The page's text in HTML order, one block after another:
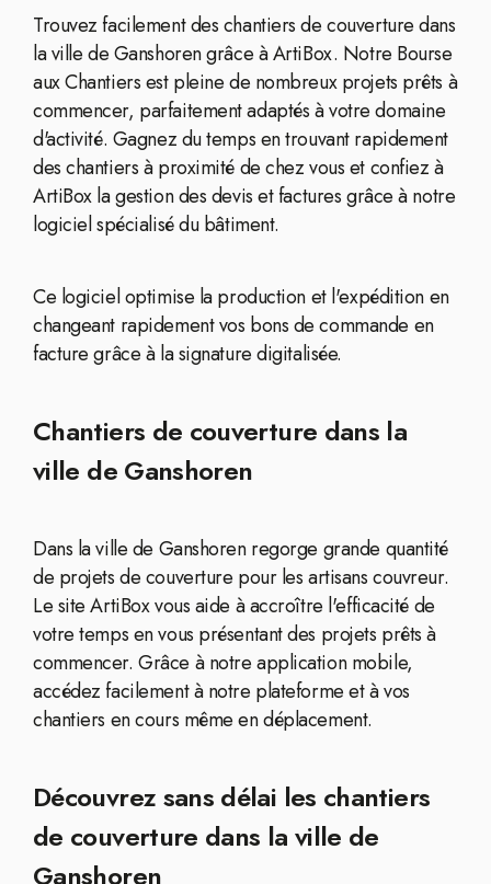
Trouvez facilement des chantiers de couverture dans
la ville de Ganshoren grâce à ArtiBox. Notre Bourse
aux Chantiers est pleine de nombreux projets prêts à
commencer, parfaitement adaptés à votre domaine
d'activité. Gagnez du temps en trouvant rapidement
des chantiers à proximité de chez vous et confiez à
ArtiBox la gestion des devis et factures grâce à notre
logiciel spécialisé du bâtiment.
Ce logiciel optimise la production et l'expédition en
changeant rapidement vos bons de commande en
facture grâce à la signature digitalisée.
Chantiers de couverture dans la
ville de Ganshoren
Dans la ville de Ganshoren regorge grande quantité
de projets de couverture pour les artisans couvreur.
Le site ArtiBox vous aide à accroître l'efficacité de
votre temps en vous présentant des projets prêts à
commencer. Grâce à notre application mobile,
accédez facilement à notre plateforme et à vos
chantiers en cours même en déplacement.
Découvrez sans délai les chantiers
de couverture dans la ville de
Ganshoren